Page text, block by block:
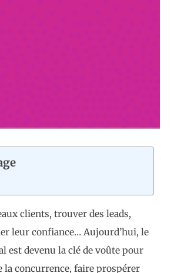
clients, trouver des leads,
leur confiance… Aujourd’hui, le
est devenu la clé de voûte pour
la concurrence, faire prospérer